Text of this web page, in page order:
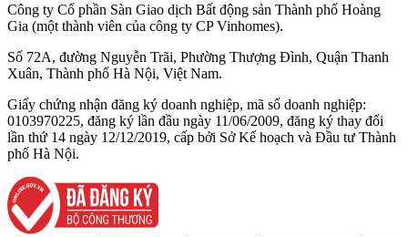
Công ty Cổ phần Sàn Giao dịch Bất động sản Thành phố Hoàng
Gia (một thành viên của công ty CP Vinhomes).
Số 72A, đường Nguyễn Trãi, Phường Thượng Đình, Quận Thanh
Xuân, Thành phố Hà Nội, Việt Nam.
Giấy chứng nhận đăng ký doanh nghiệp, mã số doanh nghiệp:
0103970225, đăng ký lần đầu ngày 11/06/2009, đăng ký thay đổi
lần thứ 14 ngày 12/12/2019, cấp bởi Sở Kế hoạch và Đầu tư Thành
phố Hà Nội.